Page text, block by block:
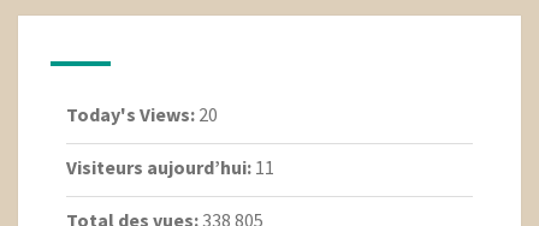
Today's Views: 20
Visiteurs aujourd’hui: 11
Total des vues: 338 805